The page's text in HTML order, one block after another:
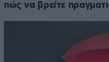
πώς να βρείτε